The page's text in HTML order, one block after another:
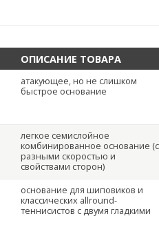
ОПИСАНИЕ ТОВАРА
атакующее, но не слишком
быстрое основание
легкое семислойное
комбинированное основание (с
разными скоростью и
свойствами сторон)
основание для шиповиков и
классических allround-
теннисистов с двумя гладкими